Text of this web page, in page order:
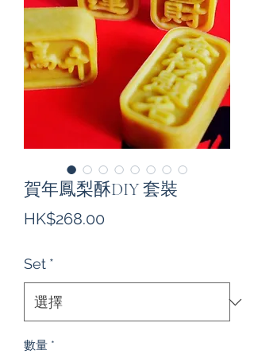
賀年鳳梨酥DIY 套裝
HK$268.00
Set *
數量 *